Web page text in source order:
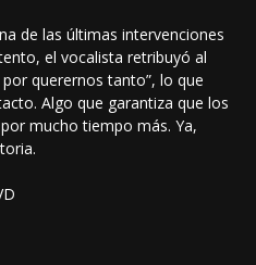
de las últimas intervenciones
el vocalista retribuyó al
querernos tanto”, lo que
Algo que garantiza que los
mucho tiempo más. Ya,